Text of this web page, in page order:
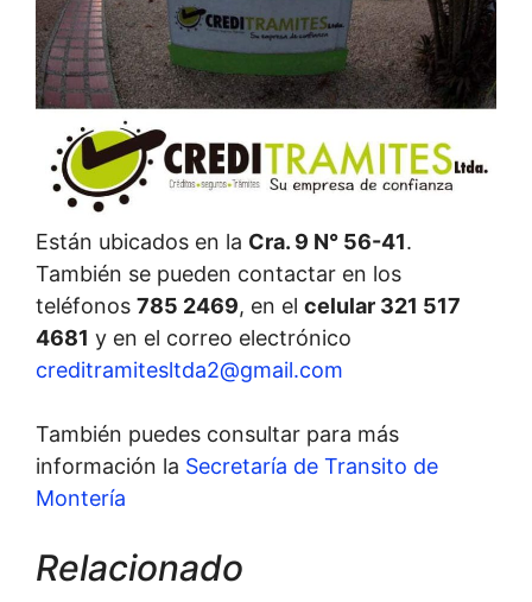
Están ubicados en la Cra. 9 N° 56-41.
También se pueden contactar en los
teléfonos 785 2469, en el celular 321 517
4681 y en el correo electrónico
creditramitesltda2@gmail.com
También puedes consultar para más
información la Secretaría de Transito de
Montería
Relacionado